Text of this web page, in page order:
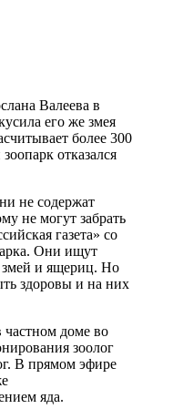
Валеева в
его же змея
более 300
отказался
не содержат
не могут забрать
газета» со
Они ищут
змей и ящериц. Но
здоровы и на них
частном доме во
зоолог
В прямом эфире
яда.